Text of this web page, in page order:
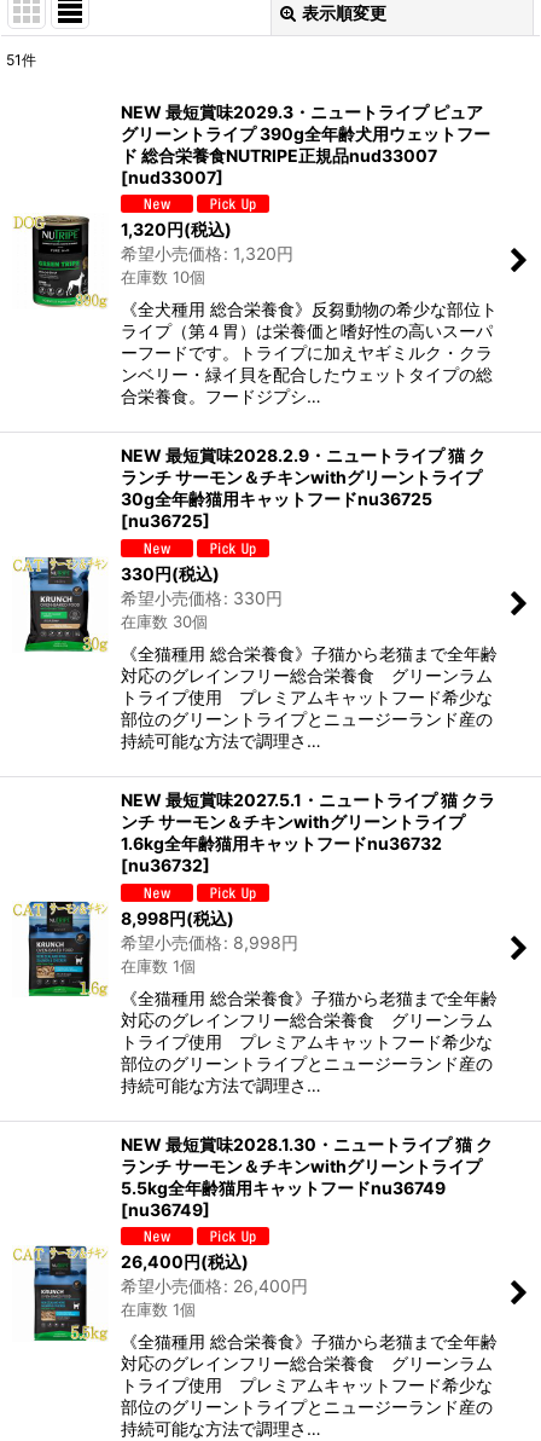
表示順変更
絞り込む
51件
NEW 最短賞味2029.3・ニュートライプ ピュア
グリーントライプ 390g全年齢犬用ウェットフー
ド 総合栄養食NUTRIPE正規品nud33007
[nud33007]
1,320 円(税込)
希望小売価格: 1,320円
在庫数 10個
《全犬種用 総合栄養食》反芻動物の希少な部位ト
ライプ（第４胃）は栄養価と嗜好性の高いスーパ
ーフードです。トライプに加えヤギミルク・クラ
ンベリー・緑イ貝を配合したウェットタイプの総
合栄養食。フードジプシ…
NEW 最短賞味2028.2.9・ニュートライプ 猫 ク
ランチ サーモン＆チキンwithグリーントライプ
30g全年齢猫用キャットフードnu36725
[nu36725]
330円(税込)
希望小売価格: 330円
在庫数 30個
《全猫種用 総合栄養食》子猫から老猫まで全年齢
対応のグレインフリー総合栄養食 グリーンラム
トライプ使用 プレミアムキャットフード希少な
部位のグリーントライプとニュージーランド産の
持続可能な方法で調理さ…
NEW 最短賞味2027.5.1・ニュートライプ 猫 クラ
ンチ サーモン＆チキンwithグリーントライプ
1.6kg全年齢猫用キャットフードnu36732
[nu36732]
8,998円(税込)
希望小売価格: 8,998円
在庫数 1個
《全猫種用 総合栄養食》子猫から老猫まで全年齢
対応のグレインフリー総合栄養食 グリーンラム
トライプ使用 プレミアムキャットフード希少な
部位のグリーントライプとニュージーランド産の
持続可能な方法で調理さ…
NEW 最短賞味2028.1.30・ニュートライプ 猫 ク
ランチ サーモン＆チキンwithグリーントライプ
5.5kg全年齢猫用キャットフードnu36749
[nu36749]
26,400 円(税込)
希望小売価格: 26,400円
在庫数 1個
《全猫種用 総合栄養食》子猫から老猫まで全年齢
対応のグレインフリー総合栄養食 グリーンラム
トライプ使用 プレミアムキャットフード希少な
部位のグリーントライプとニュージーランド産の
持続可能な方法で調理さ…